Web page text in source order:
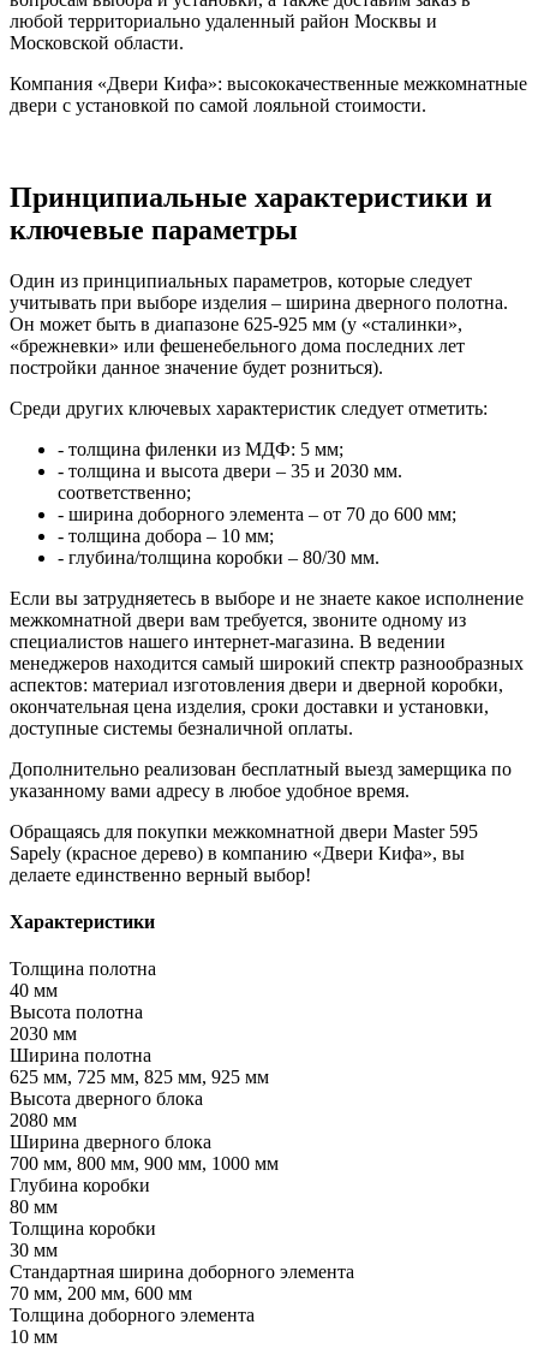
любой территориально удаленный район Москвы и
Московской области.
Компания «Двери Кифа»: высококачественные межкомнатные
двери с установкой по самой лояльной стоимости.
Принципиальные характеристики и
ключевые параметры
Один из принципиальных параметров, которые следует
учитывать при выборе изделия – ширина дверного полотна.
Он может быть в диапазоне 625-925 мм (у «сталинки»,
«брежневки» или фешенебельного дома последних лет
постройки данное значение будет розниться).
Среди других ключевых характеристик следует отметить:
- толщина филенки из МДФ: 5 мм;
- толщина и высота двери – 35 и 2030 мм.
соответственно;
- ширина доборного элемента – от 70 до 600 мм;
- толщина добора – 10 мм;
- глубина/толщина коробки – 80/30 мм.
Если вы затрудняетесь в выборе и не знаете какое исполнение
межкомнатной двери вам требуется, звоните одному из
специалистов нашего интернет-магазина. В ведении
менеджеров находится самый широкий спектр разнообразных
аспектов: материал изготовления двери и дверной коробки,
окончательная цена изделия, сроки доставки и установки,
доступные системы безналичной оплаты.
Дополнительно реализован бесплатный выезд замерщика по
указанному вами адресу в любое удобное время.
Обращаясь для покупки межкомнатной двери Master 595
Sapely (красное дерево) в компанию «Двери Кифа», вы
делаете единственно верный выбор!
Характеристики
Толщина полотна
40 мм
Высота полотна
2030 мм
Ширина полотна
625 мм, 725 мм, 825 мм, 925 мм
Высота дверного блока
2080 мм
Ширина дверного блока
700 мм, 800 мм, 900 мм, 1000 мм
Глубина коробки
80 мм
Толщина коробки
30 мм
Стандартная ширина доборного элемента
70 мм, 200 мм, 600 мм
Толщина доборного элемента
10 мм